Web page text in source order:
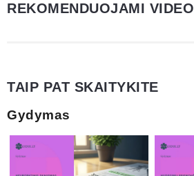
REKOMENDUOJAMI VIDEO
TAIP PAT SKAITYKITE
Gydymas